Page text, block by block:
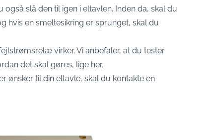
slå den til igen i eltavlen. Inden da, skal du
hvis en smeltesikring er sprunget, skal du
virker. Vi anbefaler, at du tester
det skal gøres, lige her.
ønsker til din eltavle, skal du kontakte en